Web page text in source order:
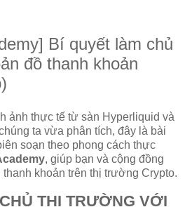
Bí quyết làm chủ
đồ thanh khoản
ảnh thực tế từ sàn Hyperliquid và
ta vừa phân tích, đây là bài
soạn theo phong cách thực
, giúp bạn và cộng đồng
khoản trên thị trường Crypto.
THỊ TRƯỜNG VỚI